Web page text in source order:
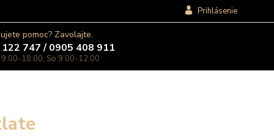
Prihlásenie
pomoc? Zavolajte.
747 / 0905 408 911
9:00-18:00, So 9:00-12:00